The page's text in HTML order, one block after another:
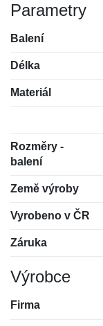
Parametry
Balení
Délka
Materiál
Rozměry -
balení
Země výroby
Vyrobeno v ČR
Záruka
Výrobce
Firma